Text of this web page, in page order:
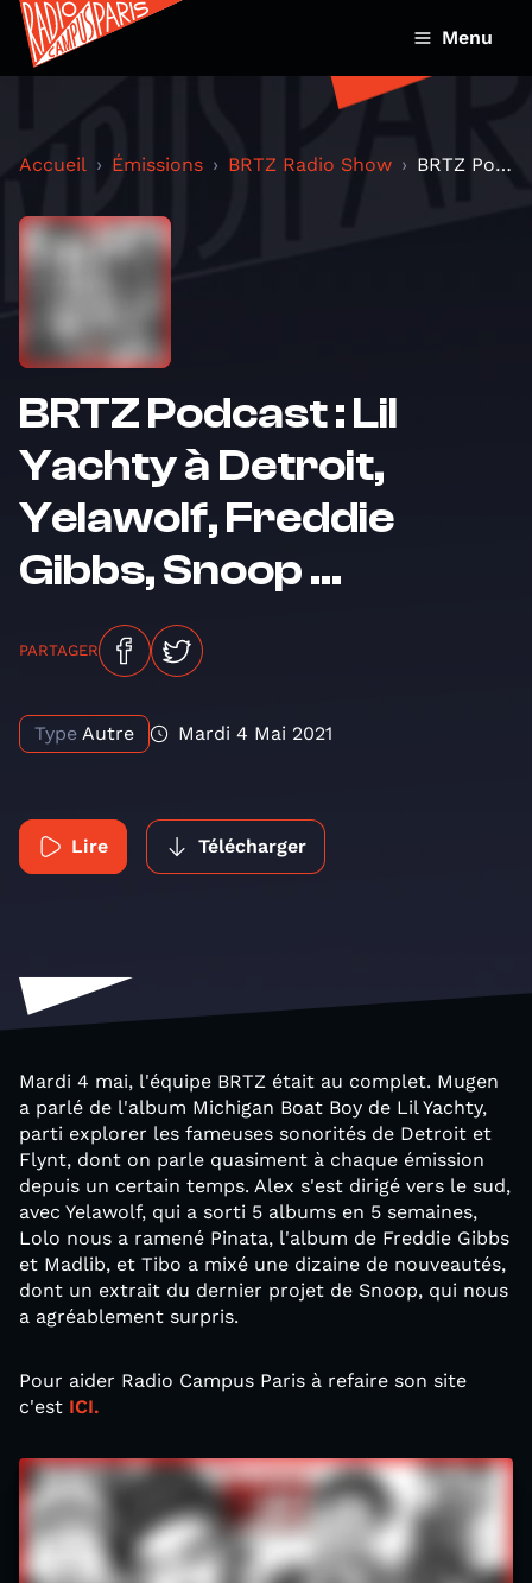
Menu
Accueil Émissions BRTZ Radio Show BRTZ Podcast : Lil Yachty à Detroit, Yelawolf, Fre...
BRTZ Podcast : Lil
Yachty à Detroit,
Yelawolf, Freddie
Gibbs, Snoop ...
PARTAGER
Type Autre Mardi 4 Mai 2021
Lire Télécharger
Mardi 4 mai, l'équipe BRTZ était au complet. Mugen
a parlé de l'album Michigan Boat Boy de Lil Yachty,
parti explorer les fameuses sonorités de Detroit et
Flynt, dont on parle quasiment à chaque émission
depuis un certain temps. Alex s'est dirigé vers le sud,
avec Yelawolf, qui a sorti 5 albums en 5 semaines,
Lolo nous a ramené Pinata, l'album de Freddie Gibbs
et Madlib, et Tibo a mixé une dizaine de nouveautés,
dont un extrait du dernier projet de Snoop, qui nous
a agréablement surpris.
Pour aider Radio Campus Paris à refaire son site
c'est ICI.